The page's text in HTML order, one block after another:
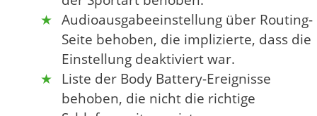
Audioausgabeeinstellung über Routing-
Seite behoben, die implizierte, dass die
Einstellung deaktiviert war.
Liste der Body Battery-Ereignisse
behoben, die nicht die richtige